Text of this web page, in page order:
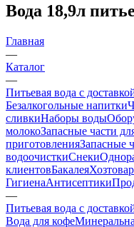
Вода 18,9л
Главная
—
Каталог
—
Питьевая вода с
Безалкогольные напитки
сливкиНаборы воды
молокоЗапасные части
приготовленияЗапасные
водоочисткиСнеки
клиентовБакалея
ГигиенаАнтисептики
—
Питьевая вода с
Вода для кофе